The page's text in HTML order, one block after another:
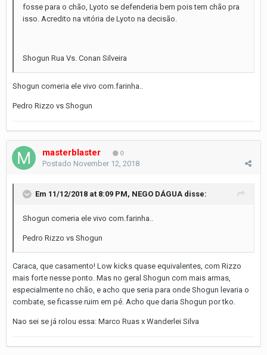
fosse para o chão, Lyoto se defenderia bem pois tem chão pra
isso. Acredito na vitória de Lyoto na decisão.
Shogun Rua Vs. Conan Silveira
Shogun comeria ele vivo com.farinha..
Pedro Rizzo vs Shogun
masterblaster 0
Postado November 12, 2018
Em 11/12/2018 at 8:09 PM, NEGO DÁGUA disse:
Shogun comeria ele vivo com.farinha..
Pedro Rizzo vs Shogun
Caraca, que casamento! Low kicks quase equivalentes, com Rizzo
mais forte nesse ponto. Mas no geral Shogun com mais armas,
especialmente no chão, e acho que seria para onde Shogun levaria o
combate, se ficasse ruim em pé. Acho que daria Shogun por tko.
Nao sei se já rolou essa: Marco Ruas x Wanderlei Silva